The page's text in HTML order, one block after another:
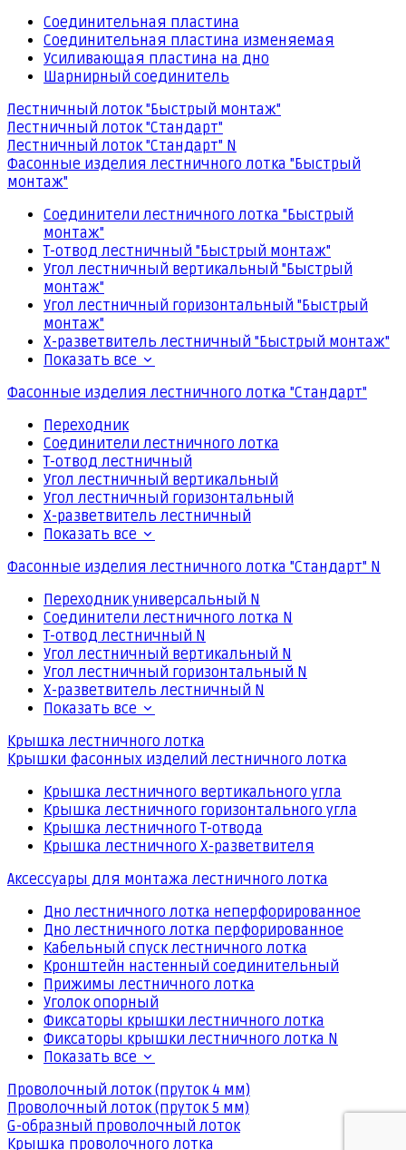
Соединительная пластина
Соединительная пластина изменяемая
Усиливающая пластина на дно
Шарнирный соединитель
Лестничный лоток "Быстрый монтаж"
Лестничный лоток "Стандарт"
Лестничный лоток "Стандарт" N
Фасонные изделия лестничного лотка "Быстрый
монтаж"
Соединители лестничного лотка "Быстрый
монтаж"
Т-отвод лестничный "Быстрый монтаж"
Угол лестничный вертикальный "Быстрый
монтаж"
Угол лестничный горизонтальный "Быстрый
монтаж"
Х-разветвитель лестничный "Быстрый монтаж"
Показать все
Фасонные изделия лестничного лотка "Стандарт"
Переходник
Соединители лестничного лотка
Т-отвод лестничный
Угол лестничный вертикальный
Угол лестничный горизонтальный
Х-разветвитель лестничный
Показать все
Фасонные изделия лестничного лотка "Стандарт" N
Переходник универсальный N
Соединители лестничного лотка N
Т-отвод лестничный N
Угол лестничный вертикальный N
Угол лестничный горизонтальный N
Х-разветвитель лестничный N
Показать все
Крышка лестничного лотка
Крышки фасонных изделий лестничного лотка
Крышка лестничного вертикального угла
Крышка лестничного горизонтального угла
Крышка лестничного Т-отвода
Крышка лестничного Х-разветвителя
Аксессуары для монтажа лестничного лотка
Дно лестничного лотка неперфорированное
Дно лестничного лотка перфорированное
Кабельный спуск лестничного лотка
Кронштейн настенный соединительный
Прижимы лестничного лотка
Уголок опорный
Фиксаторы крышки лестничного лотка
Фиксаторы крышки лестничного лотка N
Показать все
Проволочный лоток (пруток 4 мм)
Проволочный лоток (пруток 5 мм)
G-образный проволочный лоток
Крышка проволочного лотка